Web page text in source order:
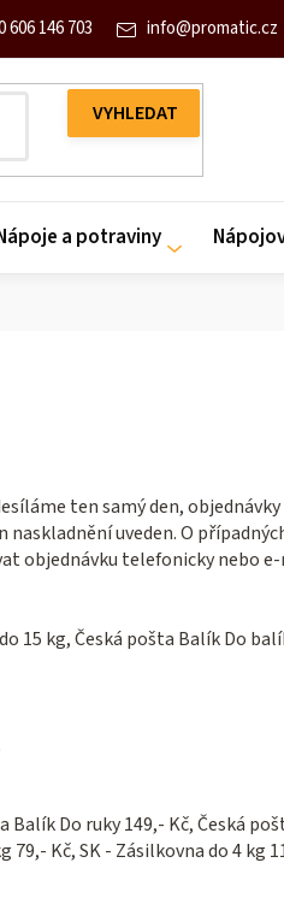
info@promatic.cz
606 146 703
a potraviny
ten samý den,
uveden. O
objednávku telefonicky nebo
do 15 kg, Česká pošta Balík Do
Do ruky 149,- Kč, Česká
Kč, SK - Zásilkovna do 4 kg